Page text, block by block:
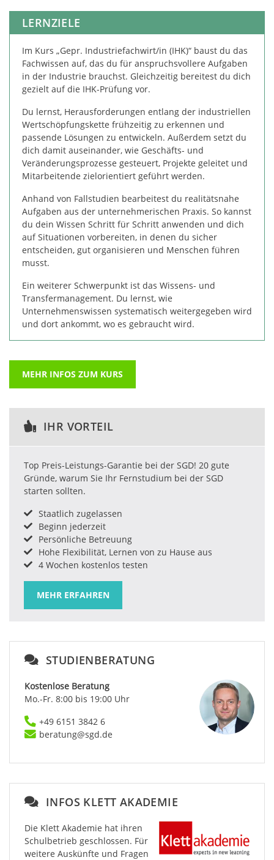
LERNZIELE
Im Kurs „Gepr. Industriefachwirt/in (IHK)“ baust du das
Fachwissen auf, das du für anspruchsvollere Aufgaben
in der Industrie brauchst. Gleichzeitig bereitest du dich
gezielt auf die IHK-Prüfung vor.
Du lernst, Herausforderungen entlang der industriellen
Wertschöpfungskette frühzeitig zu erkennen und
passende Lösungen zu entwickeln. Außerdem setzt du
dich damit auseinander, wie Geschäfts- und
Veränderungsprozesse gesteuert, Projekte geleitet und
Mitarbeitende zielorientiert geführt werden.
Anhand von Fallstudien bearbeitest du realitätsnahe
Aufgaben aus der unternehmerischen Praxis. So kannst
du dein Wissen Schritt für Schritt anwenden und dich
auf Situationen vorbereiten, in denen du sicher
entscheiden, gut organisieren und Menschen führen
musst.
Ein weiterer Schwerpunkt ist das Wissens- und
Transfermanagement. Du lernst, wie
Unternehmenswissen systematisch weitergegeben wird
und dort ankommt, wo es gebraucht wird.
MEHR INFOS ZUM KURS
IHR VORTEIL
Top Preis-Leistungs-Garantie bei der SGD! 20 gute
Gründe, warum Sie Ihr Fernstudium bei der SGD
starten sollten.
Staatlich zugelassen
Beginn jederzeit
Persönliche Betreuung
Hohe Flexibilität, Lernen von zu Hause aus
4 Wochen kostenlos testen
MEHR ERFAHREN
STUDIENBERATUNG
Kostenlose Beratung
Mo.-Fr. 8:00 bis 19:00 Uhr
+49 6151 3842 6
beratung@sgd.de
INFOS KLETT AKADEMIE
Die Klett Akademie hat ihren
Schulbetrieb geschlossen. Für
weitere Auskünfte und Fragen